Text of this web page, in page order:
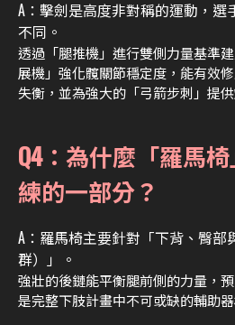
A：擊劍是高度非對稱的運動，
不同。
透過「腿推機」進行雙側力量基準
展機」強化髖關節穩定度，能有效
失衡，並為強大的「弓箭步刺」提
Q4：為什麼「羅馬
練的一部分？
A：羅馬椅主要針對「下背、臀部
群）」。
強壯的後鏈能平衡腿前側的力量，
是完整下肢計畫中不可或缺的輔助器